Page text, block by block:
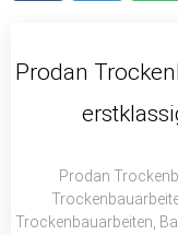
b
t
r
s
p
Prodan
Prodan
Trockenbauarbeiten,